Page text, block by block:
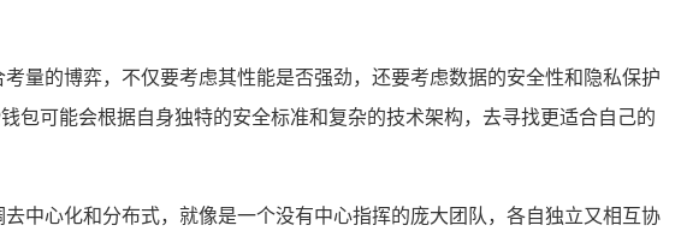
量的博弈，不仅要考虑其性能是否强劲，还要考虑数据的安全性和隐私保护
包可能会根据自身独特的安全标准和复杂的技术架构，去寻找更适合自己的
中心化和分布式，就像是一个没有中心指挥的庞大团队，各自独立又相互协